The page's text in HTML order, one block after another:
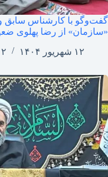
گفت‌وگو با کارشناس سابق
«سازمان» از رضا پهلوی
۱۲ شهریور ۱۴۰۴
۲ Comments